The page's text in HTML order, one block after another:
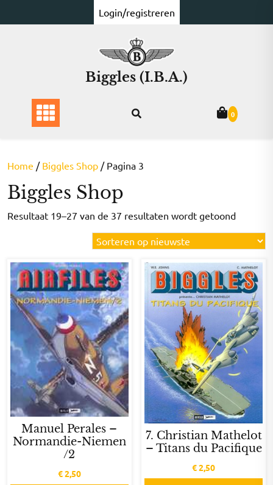
naar
Login/registreren
Biggles (I.B.A.)
0
Home / Biggles Shop / Pagina 3
Biggles Shop
Resultaat 19–27 van de 37 resultaten wordt getoond
op
Manuel Perales –
Normandie-Niemen
/2
€2,50
7. Christian Mathelot
– Titans du Pacifique
€2,50